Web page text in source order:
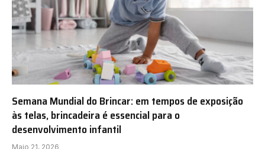
Semana Mundial do Brincar: em tempos de exposição
às telas, brincadeira é essencial para o
desenvolvimento infantil
Maio 21, 2026